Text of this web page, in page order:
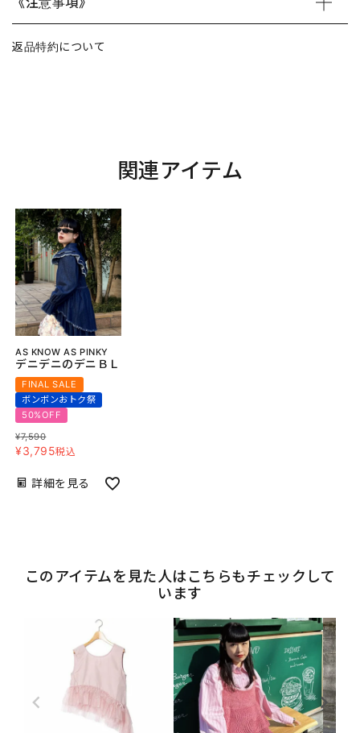
返品特約について
関連アイテム
AS KNOW AS PINKY
デニデニのデニＢＬ
FINAL SALE
ボンボンおトク祭
50%OFF
¥7,590
¥3,795税込
詳細を見る
このアイテムを見た人はこちらもチェックして
います